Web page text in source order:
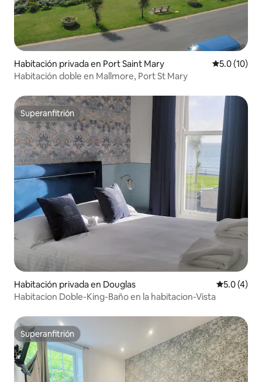
Habitación privada en Port Saint Mary Calificación
5.0 (10)
Habitación doble en Mallmore, Port St Mary
Superanfitrión
Superanfitrión
Habitación privada en Douglas
5.0 (4)
Habitacion Doble-King-Baño en la habitacion-Vista
Superanfitrión
Superanfitrión